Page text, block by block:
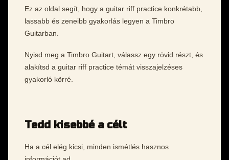
Ez az oldal segít, hogy a guitar riff practice konkrétabb,
lassabb és zeneibb gyakorlás legyen a Timbro
Guitarban.
Nyisd meg a Timbro Guitart, válassz egy rövid részt, és
alakítsd a guitar riff practice témát visszajelzéses
gyakorló körré.
Tedd kisebbé a célt
Ha a cél elég kicsi, minden ismétlés hasznos